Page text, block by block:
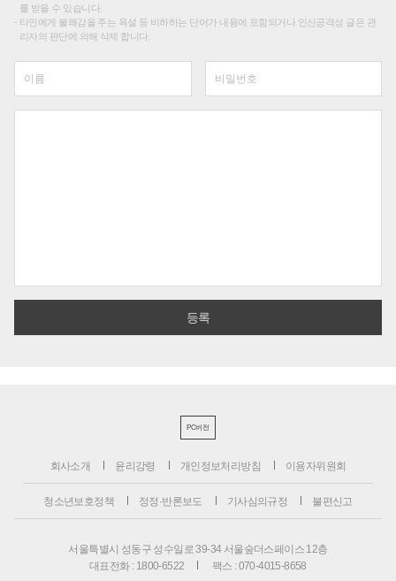
를 받을 수 있습니다.
타인에게 불쾌감을 주는 욕설 등 비하하는 단어가 내용에 포함되거나 인신공격성 글은 관
리자의 판단에 의해 삭제 합니다.
PC버전
회사소개 윤리강령 개인정보처리방침 이용자위원회
청소년보호정책 정정·반론보도 기사심의규정 불편신고
서울특별시 성동구 성수일로 39-34 서울숲더스페이스 12층
대표전화 : 1800-6522
팩스 : 070-4015-8658